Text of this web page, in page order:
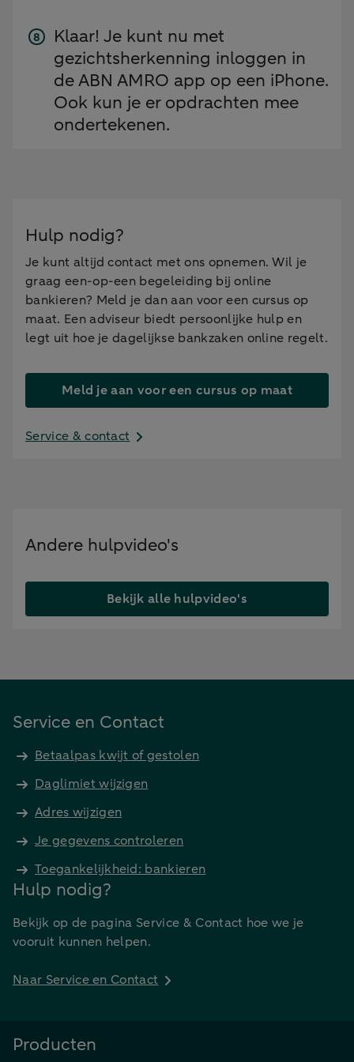
Klaar! Je kunt nu met
gezichtsherkenning inloggen in
de ABN AMRO app op een iPhone.
Ook kun je er opdrachten mee
ondertekenen.
Hulp nodig?
Je kunt altijd contact met ons opnemen. Wil je
graag een-op-een begeleiding bij online
bankieren? Meld je dan aan voor een cursus op
maat. Een adviseur biedt persoonlijke hulp en
legt uit hoe je dagelijkse bankzaken online regelt.
Service & contact
Meld je aan voor een cursus op maat
Andere hulpvideo's
Bekijk alle hulpvideo's
Service en Contact
Betaalpas kwijt of gestolen
Daglimiet wijzigen
Adres wijzigen
Je gegevens controleren
Toegankelijkheid: bankieren
Hulp nodig?
Bekijk op de pagina Service & Contact hoe we je
vooruit kunnen helpen.
Naar Service en Contact
Producten